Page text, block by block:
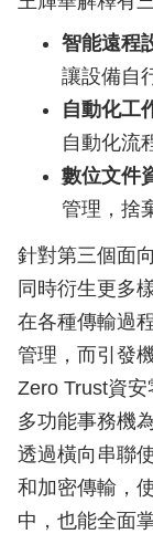
智能遠程
讓設備自
自動化工
自動化流
數位文件
管理，捨
針對第三個面
同時衍生更多
在各種傳輸過
管理，而引發
Zero Trust資
多功能事務機
透過橫向串聯
和加密傳輸，
中，也能全面